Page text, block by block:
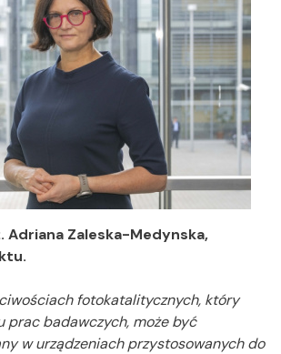
Adriana Zaleska-Medynska,
fotokatalitycznych, który
prac badawczych, może być
w urządzeniach przystosowanych do